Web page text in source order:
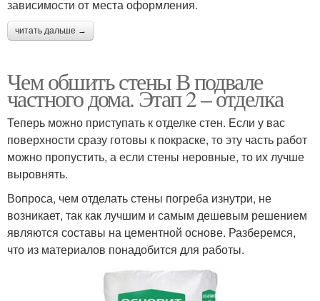
зависимости от места оформления.
читать дальше →
Чем обшить стены В подвале
частного дома. Этап 2 – отделка
Теперь можно приступать к отделке стен. Если у вас
поверхности сразу готовы к покраске, то эту часть работ
можно пропустить, а если стены неровные, то их лучше
выровнять.
Вопроса, чем отделать стены погреба изнутри, не
возникает, так как лучшим и самым дешевым решением
являются составы на цементной основе. Разберемся,
что из материалов понадобится для работы.